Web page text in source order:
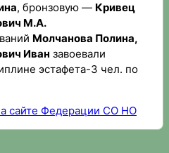
, бронзовую — Кривец
М.А.
Молчанова Полина,
Иван завоевали
эстафета-3 чел. по
сайте Федерации СО НО